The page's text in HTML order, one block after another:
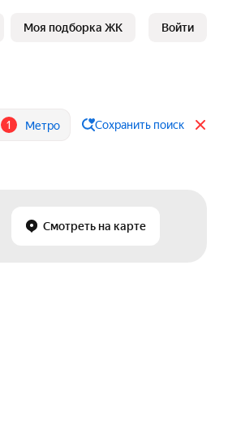
Моя подборка ЖК Войти
1 Метро Сохранить поиск
Смотреть на карте